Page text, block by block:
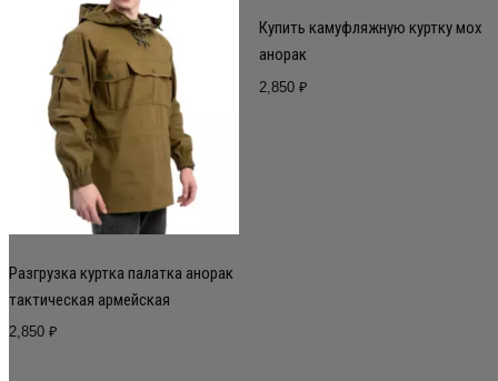
Разгрузка куртка палатка анорак
тактическая армейская
2,850 ₽
Купить камуфляжную куртку мох
анорак
2,850 ₽